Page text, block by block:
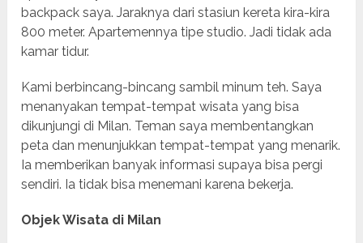
backpack saya. Jaraknya dari stasiun kereta kira-kira
800 meter. Apartemennya tipe studio. Jadi tidak ada
kamar tidur.
Kami berbincang-bincang sambil minum teh. Saya
menanyakan tempat-tempat wisata yang bisa
dikunjungi di Milan. Teman saya membentangkan
peta dan menunjukkan tempat-tempat yang menarik.
Ia memberikan banyak informasi supaya bisa pergi
sendiri. Ia tidak bisa menemani karena bekerja.
Objek Wisata di Milan